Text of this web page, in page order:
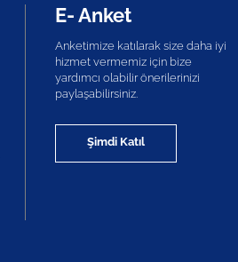
E- Anket
Anketimize katılarak size daha iyi
hizmet vermemiz için bize
yardımcı olabilir önerilerinizi
paylaşabilirsiniz.
Şimdi Katıl